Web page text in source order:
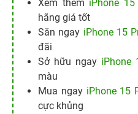
Xem thêm iPhone
hãng giá tốt
Săn ngay iPhone 15
đãi
Sở hữu ngay iPhone
màu
Mua ngay iPhone 15
cực khủng